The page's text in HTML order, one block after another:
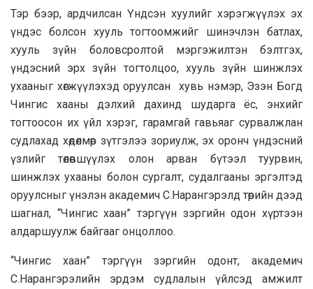
Тэр бээр, ардчилсан Үндсэн хуулийг хэрэгжүүлэх эх
үндэс болсон хууль тогтоомжийг шинэчлэн батлах,
хууль зүйн боловсролтой мэргэжилтэн бэлтгэх,
үндэсний эрх зүйн тогтолцоо, хууль зүйн шинжлэх
ухааныг хөгжүүлэхэд оруулсан хувь нэмэр, Эзэн Богд
Чингис хааны дэлхий дахинд шударга ёс, энхийг
тогтоосон их үйл хэрэг, гарамгай гавьяаг сурвалжлан
судлахад хөдөлмөр зүтгэлээ зориулж, эх оронч үндэсний
үзлийг төлөвшүүлэх олон арван бүтээл туурвин,
шинжлэх ухааны болон сургалт, судалгааны эргэлтэд
оруулсныг үнэлэн академич С.Нарангэрэлд төрийн дээд
шагнал, “Чингис хаан” тэргүүн зэргийн одон хүртээн
алдаршуулж байгааг онцоллоо.
“Чингис хаан” тэргүүн зэргийн одонт, академич
С.Нарангэрэлийн эрдэм судлалын үйлсэд амжилт